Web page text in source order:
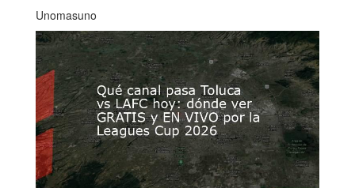
Unomasuno